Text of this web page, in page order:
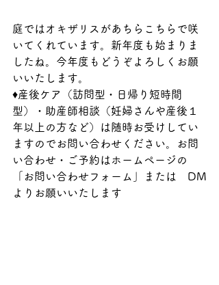
庭ではオキザリスがあちらこちらで咲
いてくれています。新年度も始まりま
したね。今年度もどうぞよろしくお願
いいたします。
♦産後ケア（訪問型・日帰り短時間
型）・助産師相談（妊婦さんや産後１
年以上の方など）は随時お受けしてい
ますのでお問い合わせください。お問
い合わせ・ご予約はホームページの
「お問い合わせフォーム」または　DM
よりお願いいたします